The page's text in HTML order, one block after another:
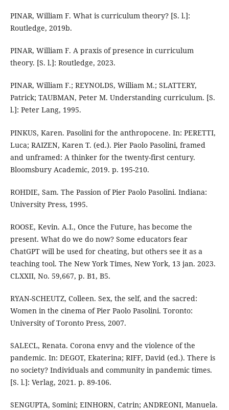
PINAR, William F. What is curriculum theory? [S. l.]:
Routledge, 2019b.
PINAR, William F. A praxis of presence in curriculum
theory. [S. l.]: Routledge, 2023.
PINAR, William F.; REYNOLDS, William M.; SLATTERY,
Patrick; TAUBMAN, Peter M. Understanding curriculum. [S.
l.]: Peter Lang, 1995.
PINKUS, Karen. Pasolini for the anthropocene. In: PERETTI,
Luca; RAIZEN, Karen T. (ed.). Pier Paolo Pasolini, framed
and unframed: A thinker for the twenty-first century.
Bloomsbury Academic, 2019. p. 195-210.
ROHDIE, Sam. The Passion of Pier Paolo Pasolini. Indiana:
University Press, 1995.
ROOSE, Kevin. A.I., Once the Future, has become the
present. What do we do now? Some educators fear
ChatGPT will be used for cheating, but others see it as a
teaching tool. The New York Times, New York, 13 jan. 2023.
CLXXII, No. 59,667, p. B1, B5.
RYAN-SCHEUTZ, Colleen. Sex, the self, and the sacred:
Women in the cinema of Pier Paolo Pasolini. Toronto:
University of Toronto Press, 2007.
SALECL, Renata. Corona envy and the violence of the
pandemic. In: DEGOT, Ekaterina; RIFF, David (ed.). There is
no society? Individuals and community in pandemic times.
[S. l.]: Verlag, 2021. p. 89-106.
SENGUPTA, Somini; EINHORN, Catrin; ANDREONI, Manuela.